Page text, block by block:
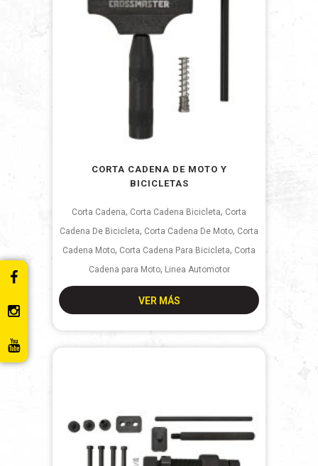
CORTA CADENA DE MOTO Y
BICICLETAS
Corta Cadena, Corta Cadena Bicicleta, Corta
Cadena De Bicicleta, Corta Cadena De Moto, Corta
Cadena Moto, Corta Cadena Para Bicicleta, Corta
Cadena para Moto, Linea Automotor
VER MÁS